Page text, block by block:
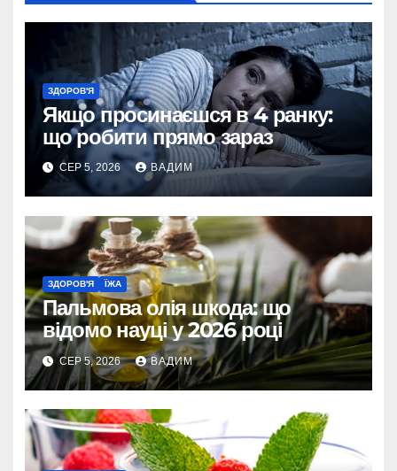
ЗДОРОВ'Я
Якщо просинаєшся в 4 ранку:
що робити прямо зараз
СЕР 5, 2026 ВАДИМ
ЗДОРОВ'Я ЇЖА
Пальмова олія шкода: що
відомо науці у 2026 році
СЕР 5, 2026 ВАДИМ